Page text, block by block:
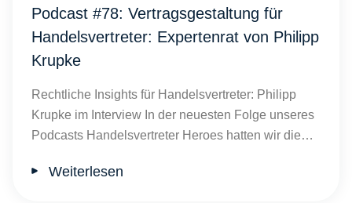
Podcast #78: Vertragsgestaltung für
Handelsvertreter: Expertenrat von Philipp
Krupke
Rechtliche Insights für Handelsvertreter: Philipp
Krupke im Interview In der neuesten Folge unseres
Podcasts Handelsvertreter Heroes hatten wir die…
Weiterlesen